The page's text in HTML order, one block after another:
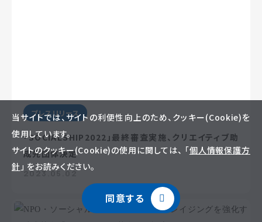
プレスリリース
「SOCIALSHIP2022」最終審査実施、クリエイティブ助
成先団体決定
2023.05.02
当サイトでは、サイトの利便性向上のため、クッキー(Cookie)を
使用しています。
サイトのクッキー(Cookie)の使用に関しては、 「個人情報保護方
針」 をお読みください。
同意する